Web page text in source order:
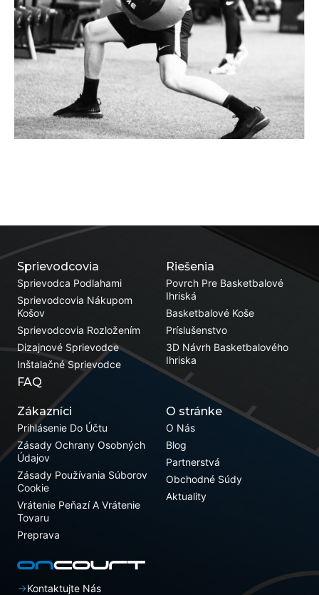
Riešenia
Povrch Pre Basketbalové
Ihriská
Basketbalové Koše
Príslušenstvo
3D Návrh Basketbalového
Ihriska
Sprievodcovia
Sprievodca Podlahami
Sprievodcovia Nákupom
Košov
Sprievodcovia Rozložením
Dizajnové Sprievodce
Inštalačné Sprievodce
FAQ
Zákazníci
Prihlásenie Do Účtu
Zásady Ochrany Osobných
Údajov
Zásady Používania Súborov
Cookie
Vrátenie Peňazí A Vrátenie
Tovaru
Preprava
O stránke
O Nás
Blog
Partnerstvá
Obchodné Súdy
Aktuality
Kontaktujte Nás